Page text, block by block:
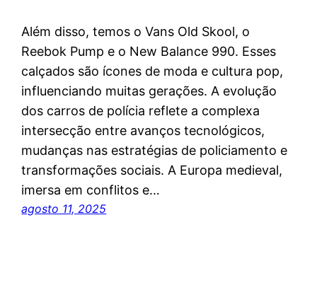
Além disso, temos o Vans Old Skool, o
Reebok Pump e o New Balance 990. Esses
calçados são ícones de moda e cultura pop,
influenciando muitas gerações. A evolução
dos carros de polícia reflete a complexa
intersecção entre avanços tecnológicos,
mudanças nas estratégias de policiamento e
transformações sociais. A Europa medieval,
imersa em conflitos e…
agosto 11, 2025